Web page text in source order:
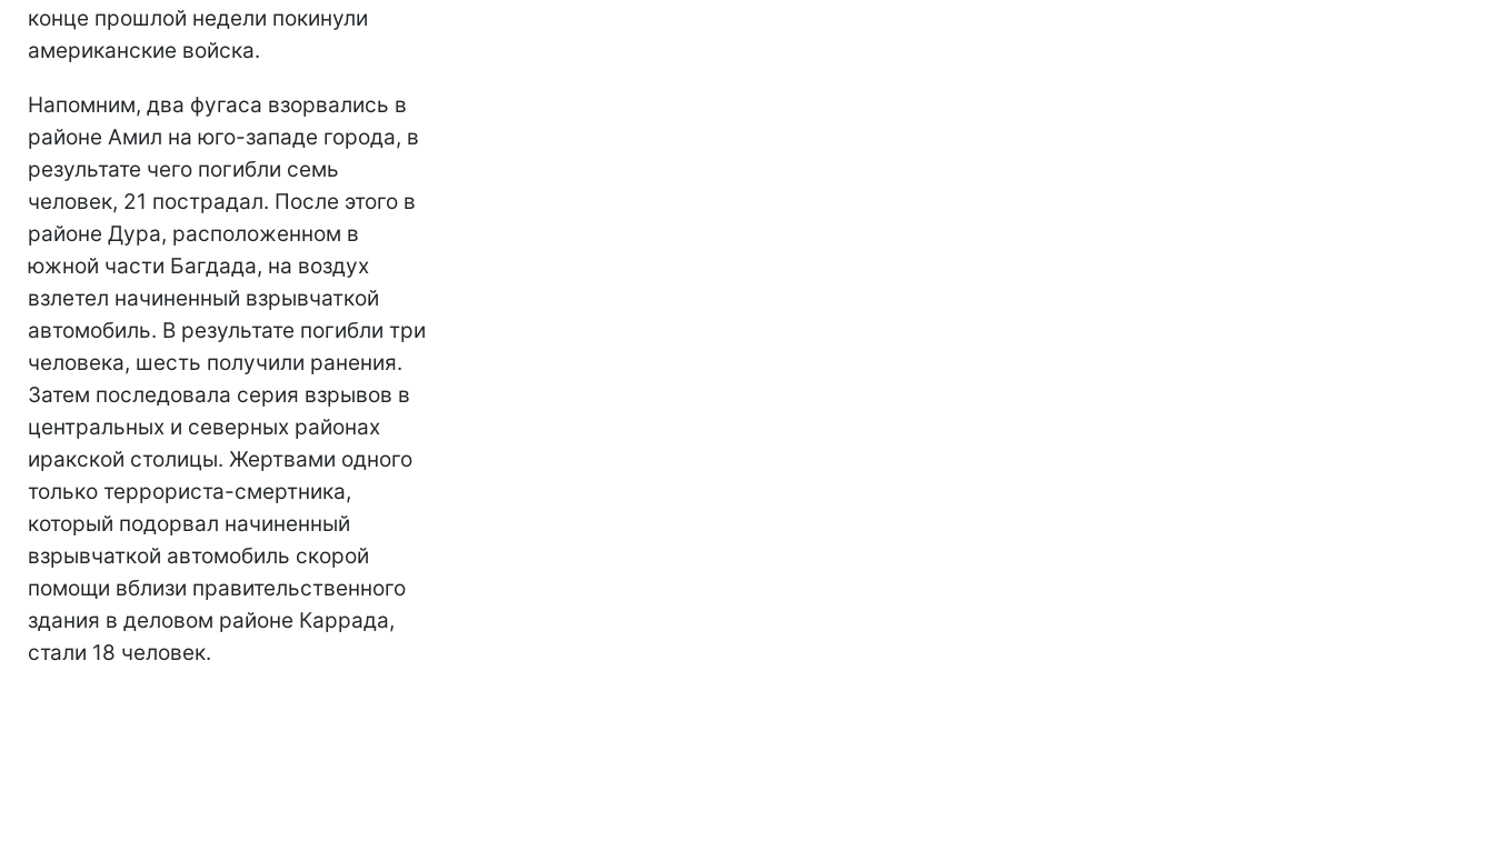
конце прошлой недели покинули
американские войска.
Напомним, два фугаса взорвались в
районе Амил на юго-западе города, в
результате чего погибли семь
человек, 21 пострадал. После этого в
районе Дура, расположенном в
южной части Багдада, на воздух
взлетел начиненный взрывчаткой
автомобиль. В результате погибли три
человека, шесть получили ранения.
Затем последовала серия взрывов в
центральных и северных районах
иракской столицы. Жертвами одного
только террориста-смертника,
который подорвал начиненный
взрывчаткой автомобиль скорой
помощи вблизи правительственного
здания в деловом районе Каррада,
стали 18 человек.